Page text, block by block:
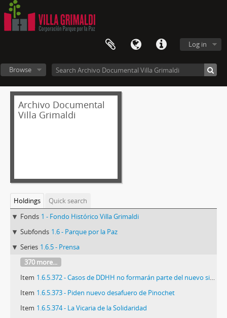
Log in
Browse
Archivo Documental
Villa Grimaldi
Holdings
Quick search
Fonds 1 - Fondo Histórico Villa Grimaldi
Subfonds 1.6 - Parque por la Paz
Series 1.6.5 - Prensa
370 more...
Item 1.6.5.372 - Casos de DDHH no formarán parte del nuevo sistema penal
Item 1.6.5.373 - Piden nuevo desafuero de Pinochet
Item 1.6.5.374 - La Vicaria de la Solidaridad